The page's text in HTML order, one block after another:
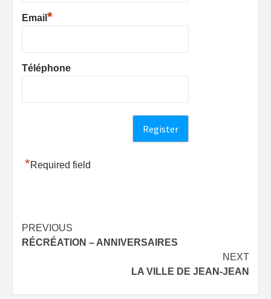
Email *
Téléphone
*Required field
Post
navigation
PREVIOUS
RÉCRÉATION – ANNIVERSAIRES
NEXT
LA VILLE DE JEAN-JEAN